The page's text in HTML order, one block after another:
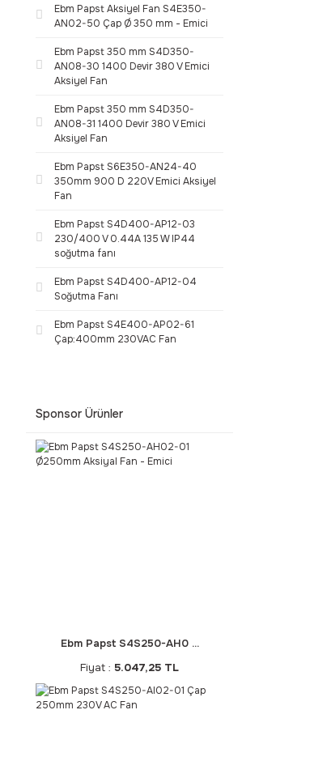
Ebm Papst Aksiyel Fan S4E350-
AN02-50 Çap Ø 350 mm - Emici
Ebm Papst 350 mm S4D350-
AN08-30 1400 Devir 380 V Emici
Aksiyel Fan
Ebm Papst 350 mm S4D350-
AN08-31 1400 Devir 380 V Emici
Aksiyel Fan
Ebm Papst S6E350-AN24-40
350mm 900 D 220V Emici Aksiyel
Fan
Ebm Papst S4D400-AP12-03
230/400 V 0.44A 135 W IP44
soğutma fanı
Ebm Papst S4D400-AP12-04
Soğutma Fanı
Ebm Papst S4E400-AP02-61
Çap:400mm 230VAC Fan
Sponsor Ürünler
Ebm Papst S4S250-AH0 ...
Fiyat : 5.047,25 TL